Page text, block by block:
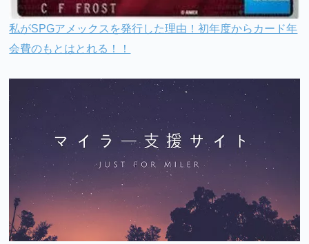
私がSPGアメックスを発行した理由！初年度からカード年
会費のもとはとれる！！